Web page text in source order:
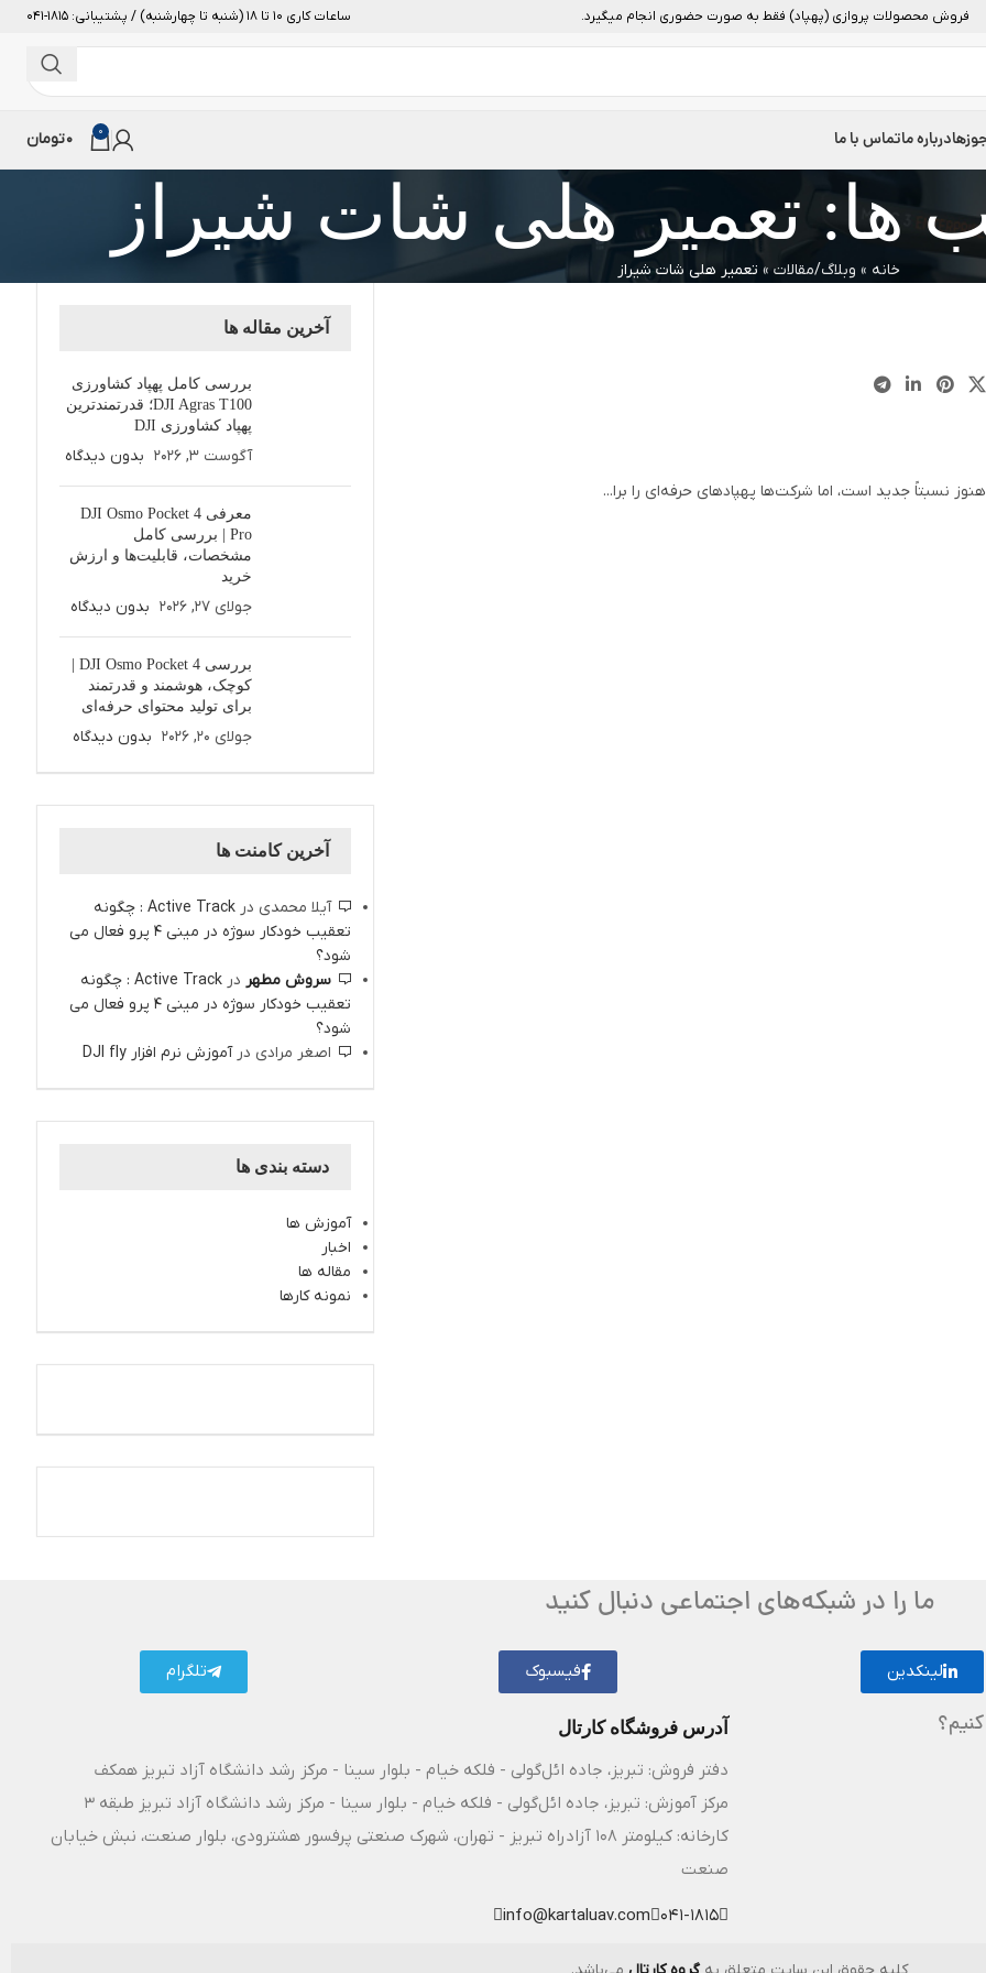
فروش محصولات پروازی (پهپاد) فقط به صورت حضوری انجام میگیرد. ساعات کاری 10 تا 18 (شنبه تا چهارشنبه) / پشتیبانی: 1815-041
درباره ماتماس با ما 0
0تومان
ها: تعمیر هلی شات شیراز
خانه » وبلاگ/مقالات » تعمیر هلی شات شیراز
نسبتاً جدید است، اما شرکت‌ها پهپادهای حرفه‌ای را برا...
آخرین مقاله ها
بررسی کامل پهپاد کشاورزی
DJI Agras T100؛ قدرتمندترین
پهپاد کشاورزی DJI
آگوست 3, 2026 بدون دیدگاه
معرفی DJI Osmo Pocket 4
Pro | بررسی کامل
مشخصات، قابلیت‌ها و ارزش
خرید
جولای 27, 2026 بدون دیدگاه
بررسی DJI Osmo Pocket 4 |
کوچک، هوشمند و قدرتمند
برای تولید محتوای حرفه‌ای
جولای 20, 2026 بدون دیدگاه
آخرین کامنت ها
آیلا محمدی در
Active Track : چگونه
تعقیب خودکار سوژه در مینی 4 پرو فعال می
شود؟
سروش مطهردر
Active Track : چگونه
تعقیب خودکار سوژه در مینی 4 پرو فعال می
شود؟
اصغر مرادی درآموزش نرم افزار DJI fly
دسته بندی ها
آموزش ها
اخبار
مقاله ها
نمونه کارها
اینستاگرام کارتال
ما را در شبکه‌های اجتماعی دنبال کنید
لینکدین فیسبوک تلگرام
آدرس فروشگاه کارتال
دفتر فروش: تبریز، جاده ائل‌گولی - فلکه خیام - بلوار سینا - مرکز رشد دانشگاه آزاد تبریز همکف
مرکز آموزش: تبریز، جاده ائل‌گولی - فلکه خیام - بلوار سینا - مرکز رشد دانشگاه آزاد تبریز طبقه 3
کارخانه: کیلومتر ۱۰۸ آزادراه تبریز - تهران، شهرک صنعتی پرفسور هشترودی، بلوار صنعت، نبش خیابان
صنعت
041-1815
info@kartaluav.com